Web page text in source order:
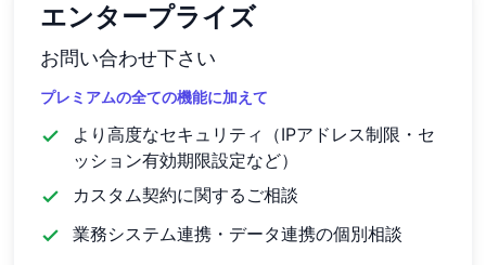
エンタープライズ
お問い合わせ下さい
プレミアムの全ての機能に加えて
check
より高度なセキュリティ（IPアドレス制限・セ
ッション有効期限設定など）
check カスタム契約に関するご相談
check 業務システム連携・データ連携の個別相談